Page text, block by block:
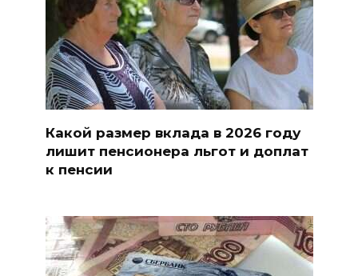
Какой размер вклада в 2026 году
лишит пенсионера льгот и доплат
к пенсии